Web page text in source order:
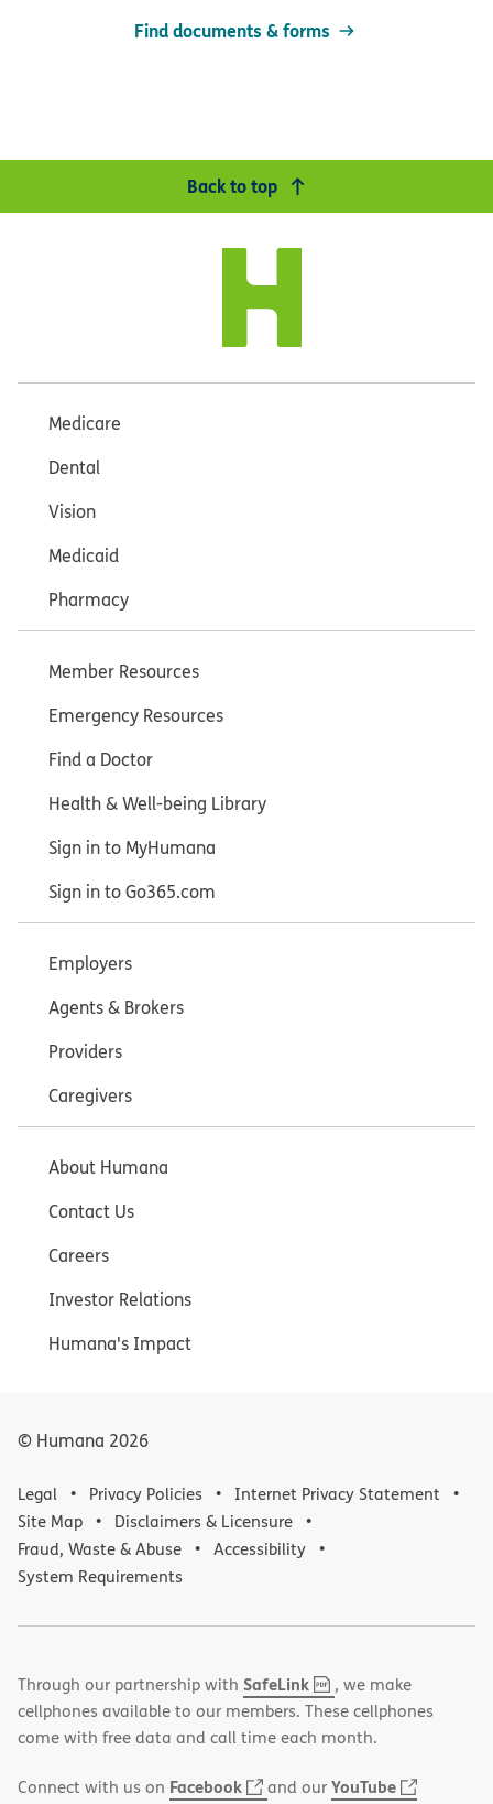
Find documents & forms
Back to top
Medicare
Dental
Vision
Medicaid
Pharmacy
Member Resources
Emergency Resources
Find a Doctor
Health & Well-being Library
Sign in to MyHumana
Sign in to Go365.com
Employers
Agents & Brokers
Providers
Caregivers
About Humana
Contact Us
Careers
Investor Relations
Humana's Impact
© Humana 2026
Legal Privacy Policies
Internet Privacy Statement
Site Map
Disclaimers & Licensure
Fraud, Waste & Abuse
Accessibility
System Requirements
Through our partnership with SafeLink,
PDF
(opens
in
new
, we make
cellphones available to our members. These cellphones
come with free data and call time each month.
Connect with us on Facebook
(opens
and ourYouTube
(opens